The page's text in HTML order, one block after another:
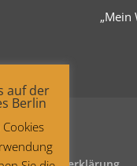
„Mein
auf der
Berlin